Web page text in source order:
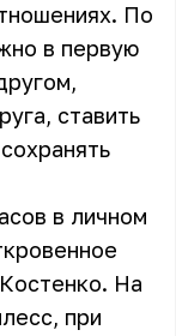
По
в первую
ставить
в личном
На
при